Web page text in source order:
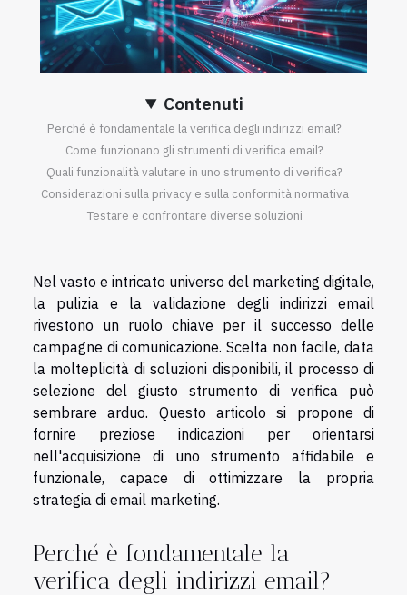
Contenuti
Perché è fondamentale la verifica degli indirizzi email?
Come funzionano gli strumenti di verifica email?
Quali funzionalità valutare in uno strumento di verifica?
Considerazioni sulla privacy e sulla conformità normativa
Testare e confrontare diverse soluzioni
Nel vasto e intricato universo del marketing digitale,
la pulizia e la validazione degli indirizzi email
rivestono un ruolo chiave per il successo delle
campagne di comunicazione. Scelta non facile, data
la molteplicità di soluzioni disponibili, il processo di
selezione del giusto strumento di verifica può
sembrare arduo. Questo articolo si propone di
fornire preziose indicazioni per orientarsi
nell'acquisizione di uno strumento affidabile e
funzionale, capace di ottimizzare la propria
strategia di email marketing.
Perché è fondamentale la
verifica degli indirizzi email?